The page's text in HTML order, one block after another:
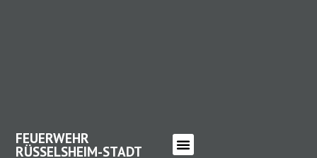
FEUERWEHR
RÜSSELSHEIM-STADT